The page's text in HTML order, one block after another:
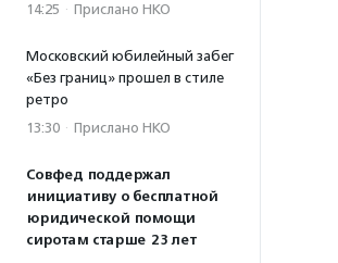
14:25 · Прислано НКО
Московский юбилейный забег
«Без границ» прошел в стиле
ретро
13:30 · Прислано НКО
Совфед поддержал
инициативу о бесплатной
юридической помощи
сиротам старше 23 лет